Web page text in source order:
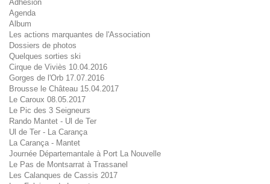
Adhésion
Agenda
Album
Les actions marquantes de l'Association
Dossiers de photos
Quelques sorties ski
Cirque de Viviès 10.04.2016
Gorges de l'Orb 17.07.2016
Brousse le Château 15.04.2017
Le Caroux 08.05.2017
Le Pic des 3 Seigneurs
Rando Mantet - Ul de Ter
Ul de Ter - La Carança
La Carança - Mantet
Journée Départemantale à Port La Nouvelle
Le Pas de Montsarrat à Trassanel
Les Calanques de Cassis 2017